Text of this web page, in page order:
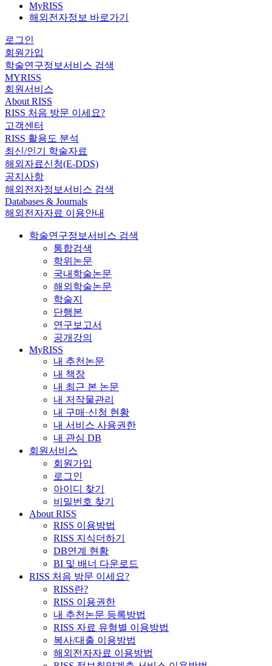
MyRISS
해외전자정보 바로가기
로그인
회원가입
학술연구정보서비스 검색
MYRISS
회원서비스
About RISS
RISS 처음 방문 이세요?
고객센터
RISS 활용도 분석
최신/인기 학술자료
해외자료신청(E-DDS)
공지사항
해외전자정보서비스 검색
Databases & Journals
해외전자자료 이용안내
학술연구정보서비스 검색
통합검색
학위논문
국내학술논문
해외학술논문
학술지
단행본
연구보고서
공개강의
MyRISS
내 추천논문
내 책장
내 최근 본 논문
내 저작물관리
내 구매·신청 현황
내 서비스 사용권한
내 관심 DB
회원서비스
회원가입
로그인
아이디 찾기
비밀번호 찾기
About RISS
RISS 이용방법
RISS 지식더하기
DB연계 현황
BI 및 배너 다운로드
RISS 처음 방문 이세요?
RISS란?
RISS 이용권한
내 추천논문 등록방법
RISS 자료 유형별 이용방법
복사/대출 이용방법
해외전자자료 이용방법